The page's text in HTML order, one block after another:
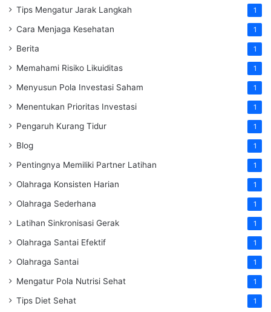
Tips Mengatur Jarak Langkah 1
Cara Menjaga Kesehatan 1
Berita 1
Memahami Risiko Likuiditas 1
Menyusun Pola Investasi Saham 1
Menentukan Prioritas Investasi 1
Pengaruh Kurang Tidur 1
Blog 1
Pentingnya Memiliki Partner Latihan 1
Olahraga Konsisten Harian 1
Olahraga Sederhana 1
Latihan Sinkronisasi Gerak 1
Olahraga Santai Efektif 1
Olahraga Santai 1
Mengatur Pola Nutrisi Sehat 1
Tips Diet Sehat 1